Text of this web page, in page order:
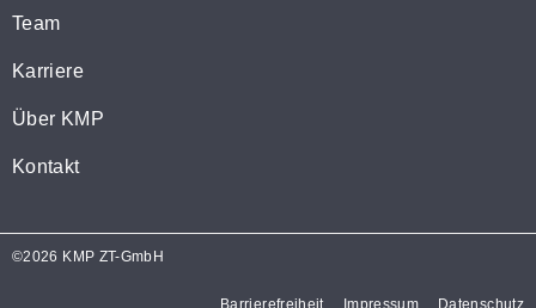
Team
Karriere
Über KMP
Kontakt
©2026 KMP ZT-GmbH
Barrierefreiheit Impressum Datenschutz